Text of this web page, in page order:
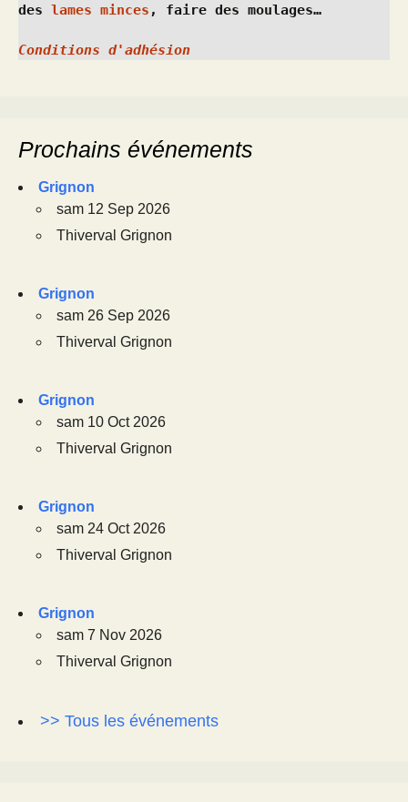
des lames minces , faire des moulages…
Conditions d'adhésion
Prochains événements
Grignon
sam 12 Sep 2026
Thiverval Grignon
Grignon
sam 26 Sep 2026
Thiverval Grignon
Grignon
sam 10 Oct 2026
Thiverval Grignon
Grignon
sam 24 Oct 2026
Thiverval Grignon
Grignon
sam 7 Nov 2026
Thiverval Grignon
>> Tous les événements